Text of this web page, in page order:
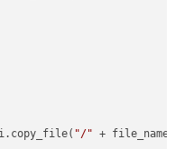
"/" + file_name,